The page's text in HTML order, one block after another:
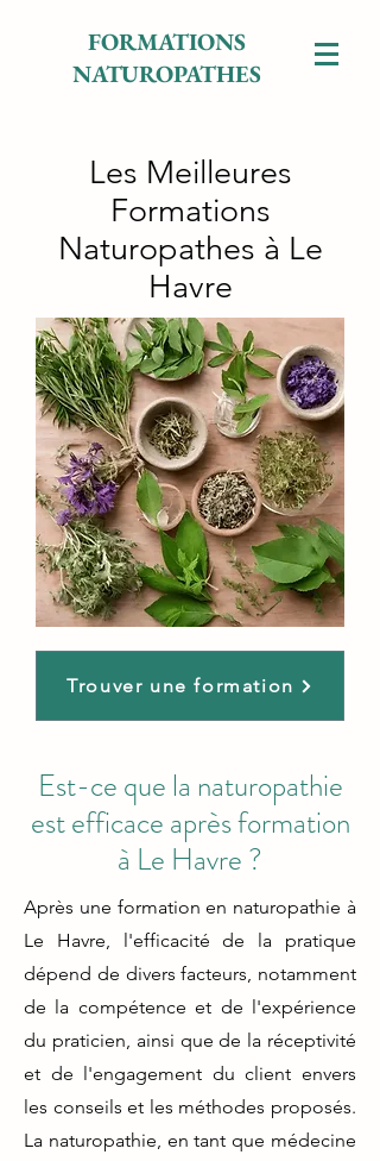
FORMATIONS
NATUROPATHES
Les Meilleures
Formations
Naturopathes à Le
Havre
Trouver une formation
Est-ce que la naturopathie
est efficace après formation
à Le Havre ?
Après une formation en naturopathie à
Le Havre, l'efficacité de la pratique
dépend de divers facteurs, notamment
de la compétence et de l'expérience
du praticien, ainsi que de la réceptivité
et de l'engagement du client envers
les conseils et les méthodes proposés.
La naturopathie, en tant que médecine